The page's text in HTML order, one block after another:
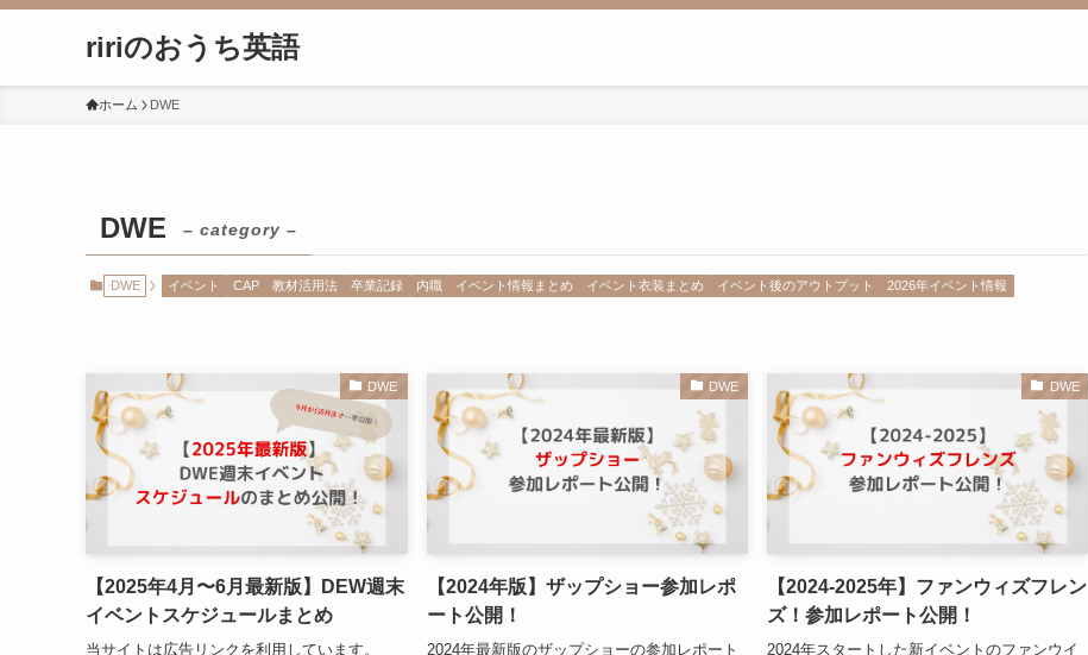
ririのおうち英語
ホーム DWE
DWE – category –
DWE イベント CAP 教材活用法 卒業記録 内職 イベント情報まとめ イベント衣装まとめ イベント後のアウトプット 2026年イベント情報
DWE
【2025年4月〜6月最新版】DEW週末
イベントスケジュールまとめ
当サイトは広告リンクを利用しています。
DWE
【2024年版】ザップショー参加レポ
ート公開！
2024年最新版のザップショーの参加レポート
DWE
【2024-2025年】ファンウィズフレン
ズ！参加レポート公開！
2024年スタートした新イベントのファンウイ